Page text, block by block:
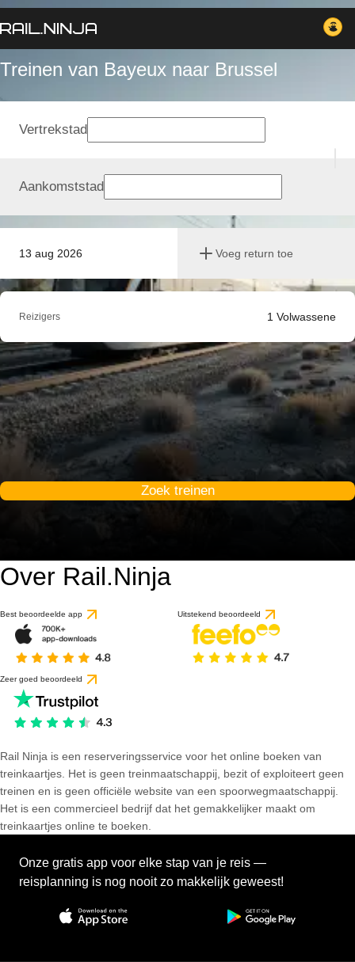
Treinen van Bayeux naar Brussel
13 aug 2026 Voeg return toe
Vertrekstad
Aankomststad
Reizigers 1 Volwassene
Zoek treinen
Over Rail.Ninja
Best beoordeelde app Uitstekend beoordeeld
Zeer goed beoordeeld
Rail Ninja is een reserveringsservice voor het online boeken van
treinkaartjes. Het is geen treinmaatschappij, bezit of exploiteert geen
treinen en is geen officiële website van een spoorwegmaatschappij.
Het is een commercieel bedrijf dat het gemakkelijker maakt om
treinkaartjes online te boeken.
Onze gratis app voor elke stap van je reis —
reisplanning is nog nooit zo makkelijk geweest!